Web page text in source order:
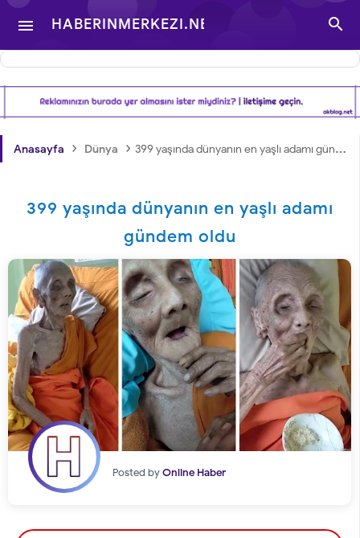
 HABERINMERKEZI.NET
- TÜRKIYE VE DÜNYA
GÜNDEMINDEN

Anasayfa › Dünya › 399 yaşında dünyanın en yaşlı adamı gündem oldu
399 yaşında dünyanın en yaşlı adamı
gündem oldu
Posted byOnline Haber